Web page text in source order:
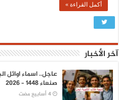
أكمل القراءة »
آخر الأخبار
عاجل.. اسماء اوائل
صنعاء 1448 – 2026